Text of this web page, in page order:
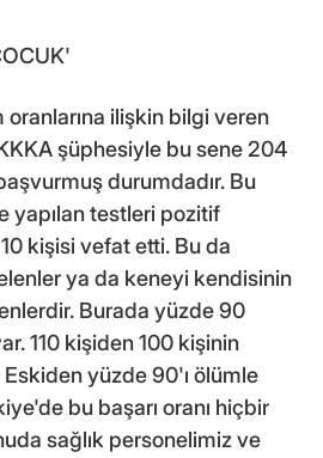
oranlarına ilişkin bilgi veren
şüphesiyle bu sene 204
durumdadır. Bu
yapılan testleri pozitif
10 kişisi vefat etti. Bu da
ya da keneyi kendisinin
Burada yüzde 90
110 kişiden 100 kişinin
Eskiden yüzde 90'ı ölümle
bu başarı oranı hiçbir
sağlık personelimiz ve